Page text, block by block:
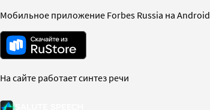
Мобильное приложение Forbes Russia на Android
На сайте работает синтез речи